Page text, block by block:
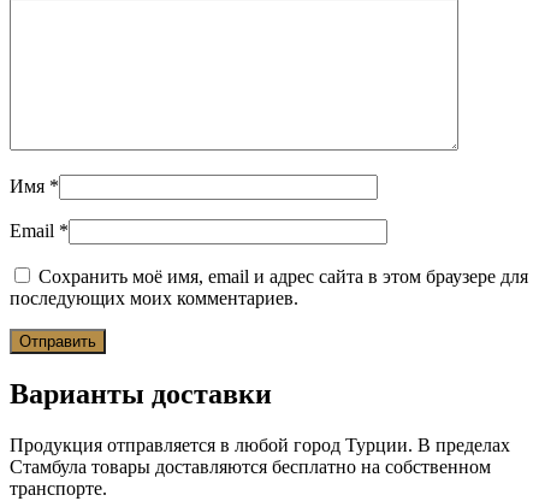
Имя *
Email *
Сохранить моё имя, email и адрес сайта в этом браузере для
последующих моих комментариев.
Варианты доставки
Продукция отправляется в любой город Турции. В пределах
Стамбула товары доставляются бесплатно на собственном
транспорте.